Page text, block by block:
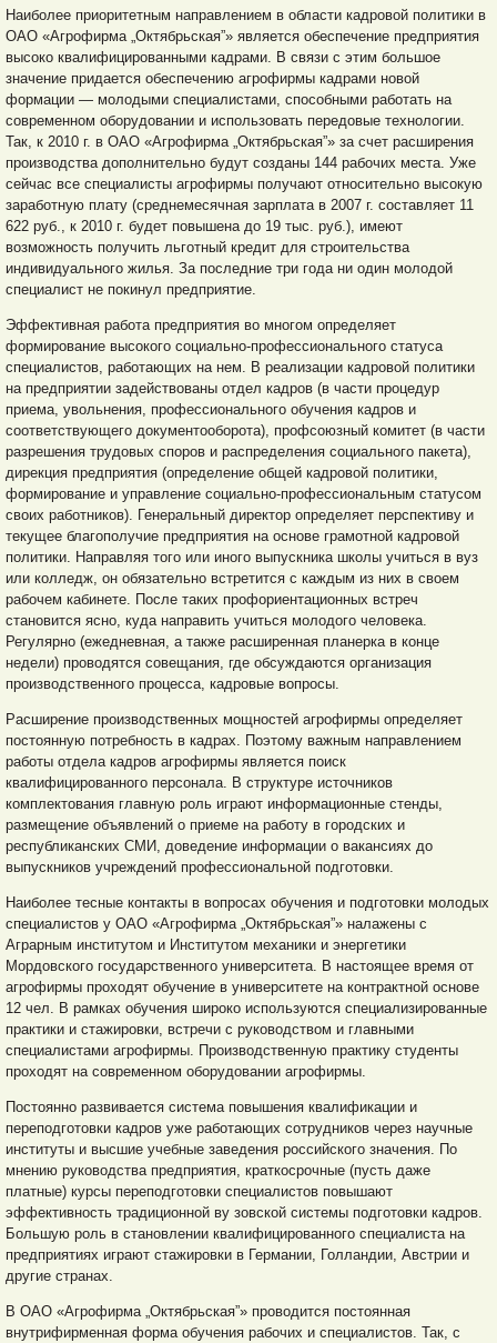
Наиболее приоритетным направлением в области кадровой политики в
ОАО «Агрофирма „Октябрьская”» является обеспечение предприятия
высоко квалифицированными кадрами. В связи с этим большое
значение придается обеспечению агрофирмы кадрами новой
формации — молодыми специалистами, способными работать на
современном оборудовании и использовать передовые технологии.
Так, к 2010 г. в ОАО «Агрофирма „Октябрьская”» за счет расширения
производства дополнительно будут созданы 144 рабочих места. Уже
сейчас все специалисты агрофирмы получают относительно высокую
заработную плату (среднемесячная зарплата в 2007 г. составляет 11
622 руб., к 2010 г. будет повышена до 19 тыс. руб.), имеют
возможность получить льготный кредит для строительства
индивидуального жилья. За последние три года ни один молодой
специалист не покинул предприятие.
Эффективная работа предприятия во многом определяет
формирование высокого социально-профессионального статуса
специалистов, работающих на нем. В реализации кадровой политики
на предприятии задействованы отдел кадров (в части процедур
приема, увольнения, профессионального обучения кадров и
соответствующего документооборота), профсоюзный комитет (в части
разрешения трудовых споров и распределения социального пакета),
дирекция предприятия (определение общей кадровой политики,
формирование и управление социально-профессиональным статусом
своих работников). Генеральный директор определяет перспективу и
текущее благополучие предприятия на основе грамотной кадровой
политики. Направляя того или иного выпускника школы учиться в вуз
или колледж, он обязательно встретится с каждым из них в своем
рабочем кабинете. После таких профориентационных встреч
становится ясно, куда направить учиться молодого человека.
Регулярно (ежедневная, а также расширенная планерка в конце
недели) проводятся совещания, где обсуждаются организация
производственного процесса, кадровые вопросы.
Расширение производственных мощностей агрофирмы определяет
постоянную потребность в кадрах. Поэтому важным направлением
работы отдела кадров агрофирмы является поиск
квалифицированного персонала. В структуре источников
комплектования главную роль играют информационные стенды,
размещение объявлений о приеме на работу в городских и
республиканских СМИ, доведение информации о вакансиях до
выпускников учреждений профессиональной подготовки.
Наиболее тесные контакты в вопросах обучения и подготовки молодых
специалистов у ОАО «Агрофирма „Октябрьская”» налажены с
Аграрным институтом и Институтом механики и энергетики
Мордовского государственного университета. В настоящее время от
агрофирмы проходят обучение в университете на контрактной основе
12 чел. В рамках обучения широко используются специализированные
практики и стажировки, встречи с руководством и главными
специалистами агрофирмы. Производственную практику студенты
проходят на современном оборудовании агрофирмы.
Постоянно развивается система повышения квалификации и
переподготовки кадров уже работающих сотрудников через научные
институты и высшие учебные заведения российского значения. По
мнению руководства предприятия, краткосрочные (пусть даже
платные) курсы переподготовки специалистов повышают
эффективность традиционной ву зовской системы подготовки кадров.
Большую роль в становлении квалифицированного специалиста на
предприятиях играют стажировки в Германии, Голландии, Австрии и
другие странах.
В ОАО «Агрофирма „Октябрьская”» проводится постоянная
внутрифирменная форма обучения рабочих и специалистов. Так, с